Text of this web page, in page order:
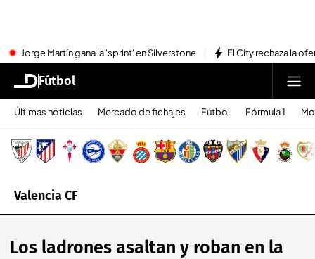
Jorge Martín gana la 'sprint' en Silverstone El City rechaza la
Fútbol
Últimas noticias Mercado de fichajes Fútbol Fórmula 1
Valencia CF
Los ladrones asaltan y roban en la